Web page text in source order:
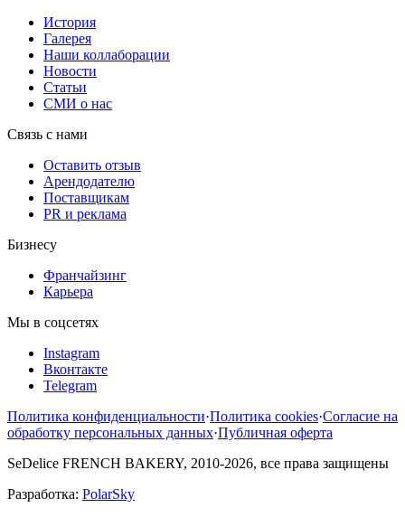
История
Галерея
Наши коллаборации
Новости
Статьи
СМИ о нас
Связь с нами
Оставить отзыв
Арендодателю
Поставщикам
PR и реклама
Бизнесу
Франчайзинг
Карьера
Мы в соцсетях
Instagram
Вконтакте
Telegram
Политика конфиденциальности·Политика cookies·Согласие на
обработку персональных данных·Публичная оферта
SeDelice FRENCH BAKERY, 2010-2026, все права защищены
Разработка: PolarSky